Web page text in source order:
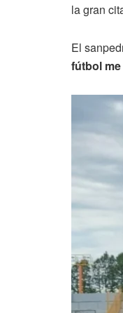
la gran
El
fútbol